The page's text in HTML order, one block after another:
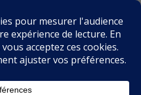
DES BIBLIOPHILES, DE LA